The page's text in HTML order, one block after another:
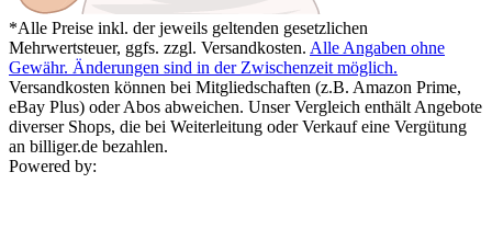
*Alle Preise inkl. der jeweils geltenden gesetzlichen
Mehrwertsteuer, ggfs. zzgl. Versandkosten. Alle Angaben ohne
Gewähr. Änderungen sind in der Zwischenzeit möglich.
Versandkosten können bei Mitgliedschaften (z.B. Amazon Prime,
eBay Plus) oder Abos abweichen. Unser Vergleich enthält Angebote
diverser Shops, die bei Weiterleitung oder Verkauf eine Vergütung
an billiger.de bezahlen.
Powered by: